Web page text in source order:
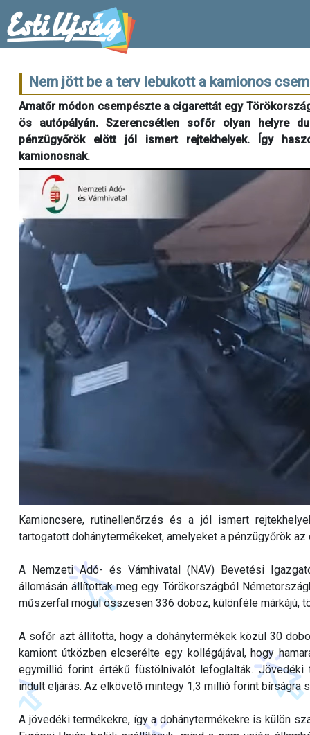
Nem jött be a terv lebukott a kamionos
Amatőr módon csempészte a cigarettát egy
ös autópályán. Szerencsétlen sofőr olyan helyre
pénzügyőrök elött jól ismert rejtekhelyek. Így
kamionosnak.
Kamioncsere, rutinellenőrzés és a jól ismert
tartogatott dohánytermékeket, amelyeket a pénzügyőrök
A Nemzeti Adó- és Vámhivatal (NAV) Bevetési
állomásán állítottak meg egy Törökországból
műszerfal mögül összesen 336 doboz, különféle márkájú,
A sofőr azt állította, hogy a dohánytermékek közül 30
kamiont útközben elcserélte egy kollégájával, hogy
egymillió forint értékű füstölnivalót lefoglalták.
indult eljárás. Az elkövető mintegy 1,3 millió forint bírságra
A jövedéki termékekre, így a dohánytermékekre is külön